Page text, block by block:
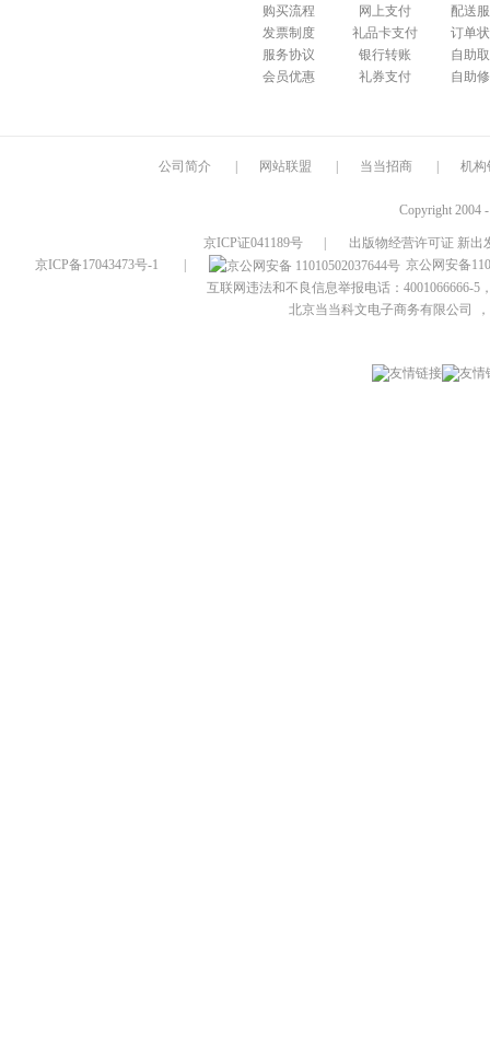
购买流程
发票制度
服务协议
会员优惠
网上支付
礼品卡支付
银行转账
礼券支付
配送
订单
自助
自助
公司简介 网站联盟 当当招商 机构
Copyright 2004
京ICP证041189号
出版物经营许可证 新出
京ICP备17043473号-1
京公网安备
互联网违法和不良信息举报电话：4001066666-5
北京当当科文电子商务有限公司